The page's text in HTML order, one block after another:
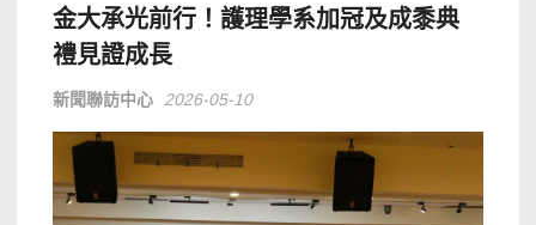
金大承光前行！護理學系加冠及成黍典
禮見證成長
新聞聯訪中心 2026-05-10